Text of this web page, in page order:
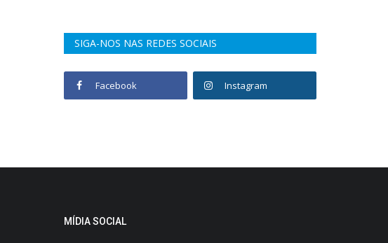
SIGA-NOS NAS REDES SOCIAIS
Facebook Instagram
MÍDIA SOCIAL